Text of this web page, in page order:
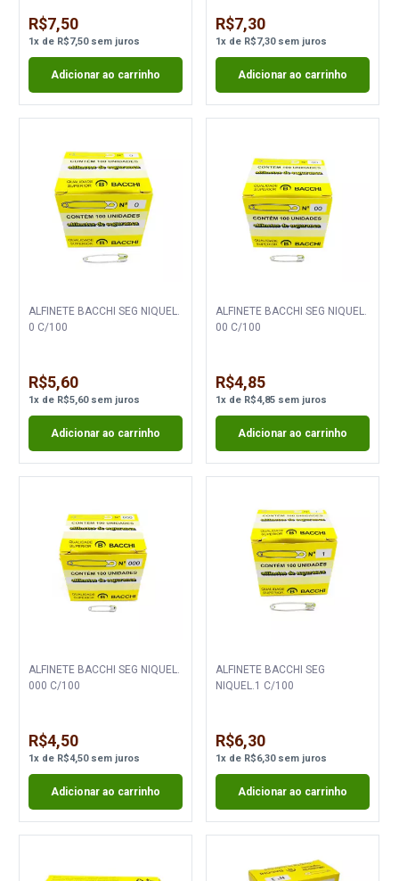
R$7,50
1x de R$7,50sem juros
Adicionar ao carrinho
R$7,30
1xde R$7,30sem juros
Adicionar ao carrinho
ALFINETE BACCHI SEG NIQUEL.
0 C/100
R$5,60
1x de R$5,60sem juros
Adicionar ao carrinho
ALFINETE BACCHI SEG NIQUEL.
00 C/100
R$4,85
1xde R$4,85sem juros
Adicionar ao carrinho
ALFINETE BACCHI SEG NIQUEL.
000 C/100
R$4,50
1x de R$4,50sem juros
Adicionar ao carrinho
ALFINETE BACCHI SEG
NIQUEL.1 C/100
R$6,30
1xde R$6,30sem juros
Adicionar ao carrinho